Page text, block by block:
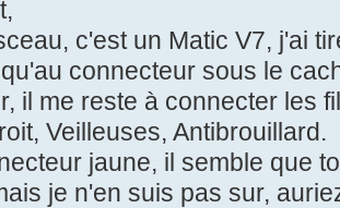
c'est un Matic V7, j'ai
connecteur sous le
il me reste à connecter les
Veilleuses, Antibrouillard.
jaune, il semble que
je n'en suis pas sur,